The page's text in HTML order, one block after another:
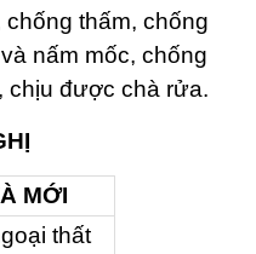
thấm, chống
nấm mốc, chống
chịu được chà rửa.
MỚI
thất